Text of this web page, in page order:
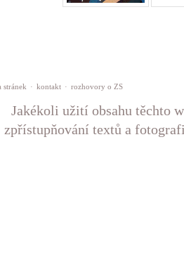
stránek · kontakt · rozhovory o ZS
Jakékoli užití obsahu těchto
zpřístupňování textů a